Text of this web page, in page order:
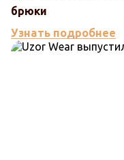
брюки
Узнать подробнее